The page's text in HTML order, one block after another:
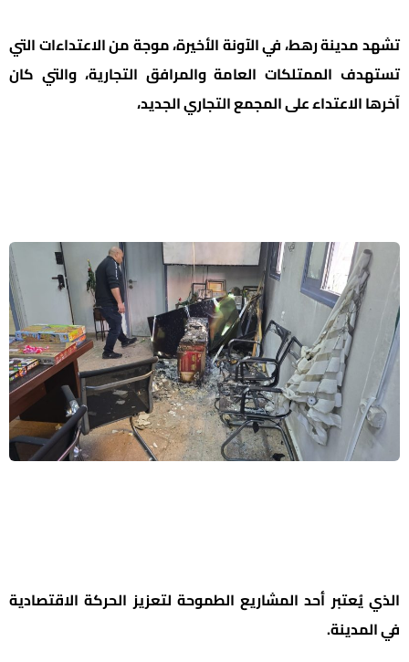
تشهد مدينة رهط، في الآونة الأخيرة، موجة من الاعتداءات التي
تستهدف الممتلكات العامة والمرافق التجارية، والتي كان
آخرها الاعتداء على المجمع التجاري الجديد،
الذي يُعتبر أحد المشاريع الطموحة لتعزيز الحركة الاقتصادية
في المدينة.